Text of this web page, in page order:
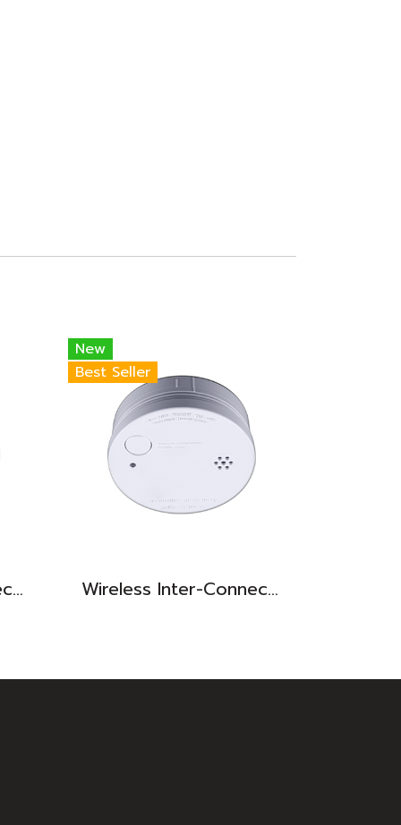
Wireless Inter-Connect Heat Alarm
New
Best Seller
Wireless Inter-Connect Smoke Alarm